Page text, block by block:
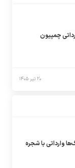
چمپیون
۲۰ تیر ۱۴۰۵
وارداتی با شجره